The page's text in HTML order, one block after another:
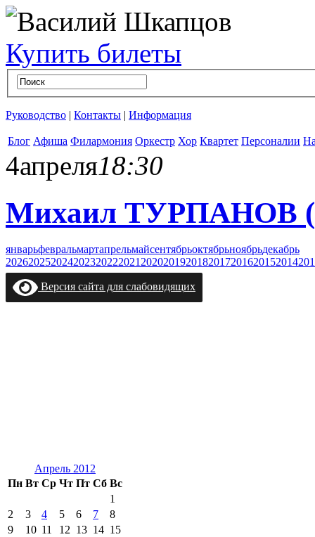
Купить билеты
Руководство | Контакты | Информация
Блог Афиша Филармония Оркестр Хор Квартет Персоналии
4апреля18:30
Михаил ТУРПАНОВ
январьфевральмартапрельмайсентябрьоктябрьноябрьдекабрь
2026202520242023202220212020201920182017201620152014
Версия сайта для слабовидящих
Апрель 2012
Пн Вт Ср Чт Пт Сб Вс
1
2
3 4 5 6 7
8
9
10 11 12 13 14 15